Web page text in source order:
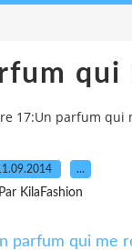
qui
17:Un parfum qui
…
Par KilaFashion